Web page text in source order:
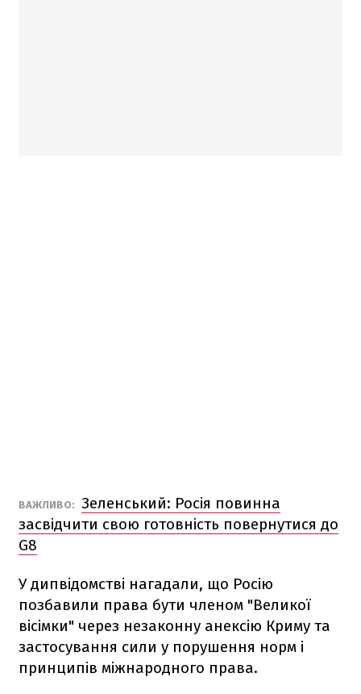
ВАЖЛИВО: Зеленський: Росія повинна
засвідчити свою готовність повернутися до
G8
У дипвідомстві нагадали, що Росію
позбавили права бути членом "Великої
вісімки" через незаконну анексію Криму та
застосування сили у порушення норм і
принципів міжнародного права.